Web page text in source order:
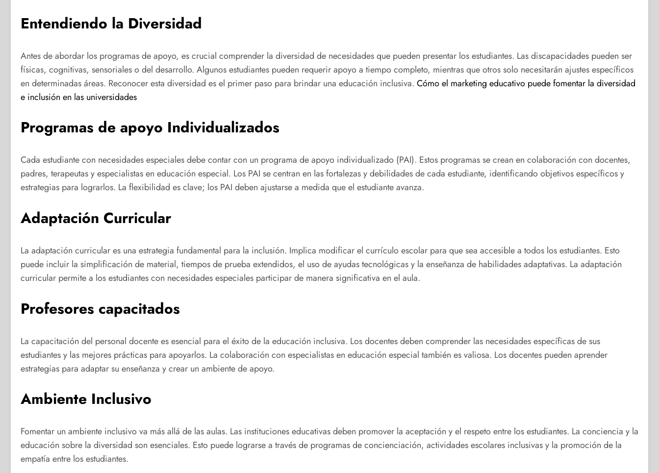
Entendiendo la Diversidad
Antes de abordar los programas de apoyo, es crucial comprender la diversidad de necesidades que pueden presentar los estudiantes. Las discapacidades pueden ser
físicas, cognitivas, sensoriales o del desarrollo. Algunos estudiantes pueden requerir apoyo a tiempo completo, mientras que otros solo necesitarán ajustes específicos
en determinadas áreas. Reconocer esta diversidad es el primer paso para brindar una educación inclusiva. Cómo el marketing educativo puede fomentar la diversidad
e inclusión en las universidades
Programas de apoyo Individualizados
Cada estudiante con necesidades especiales debe contar con un programa de apoyo individualizado (PAI). Estos programas se crean en colaboración con docentes,
padres, terapeutas y especialistas en educación especial. Los PAI se centran en las fortalezas y debilidades de cada estudiante, identificando objetivos específicos y
estrategias para lograrlos. La flexibilidad es clave; los PAI deben ajustarse a medida que el estudiante avanza.
Adaptación Curricular
La adaptación curricular es una estrategia fundamental para la inclusión. Implica modificar el currículo escolar para que sea accesible a todos los estudiantes. Esto
puede incluir la simplificación de material, tiempos de prueba extendidos, el uso de ayudas tecnológicas y la enseñanza de habilidades adaptativas. La adaptación
curricular permite a los estudiantes con necesidades especiales participar de manera significativa en el aula.
Profesores capacitados
La capacitación del personal docente es esencial para el éxito de la educación inclusiva. Los docentes deben comprender las necesidades específicas de sus
estudiantes y las mejores prácticas para apoyarlos. La colaboración con especialistas en educación especial también es valiosa. Los docentes pueden aprender
estrategias para adaptar su enseñanza y crear un ambiente de apoyo.
Ambiente Inclusivo
Fomentar un ambiente inclusivo va más allá de las aulas. Las instituciones educativas deben promover la aceptación y el respeto entre los estudiantes. La conciencia y la
educación sobre la diversidad son esenciales. Esto puede lograrse a través de programas de concienciación, actividades escolares inclusivas y la promoción de la
empatía entre los estudiantes.